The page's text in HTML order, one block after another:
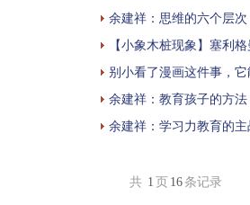
余建祥：思维的六个层
【小象木桩现象】塞利
别小看了漫画这件事，它
余建祥：教育孩子的方法
余建祥：学习力教育的
共 1 页 16 条记录